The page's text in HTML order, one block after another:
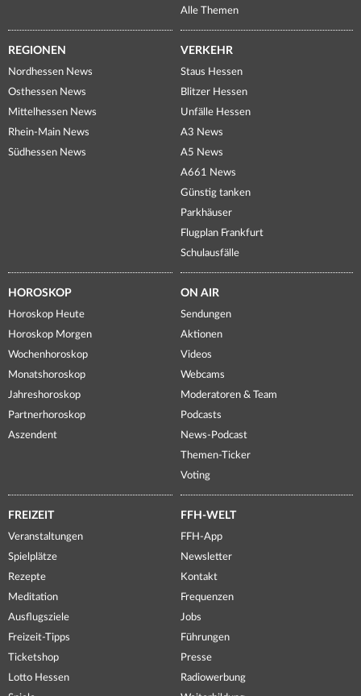
Alle Themen
REGIONEN
Nordhessen News
Osthessen News
Mittelhessen News
Rhein-Main News
Südhessen News
VERKEHR
Staus Hessen
Blitzer Hessen
Unfälle Hessen
A3 News
A5 News
A661 News
Günstig tanken
Parkhäuser
Flugplan Frankfurt
Schulausfälle
HOROSKOP
Horoskop Heute
Horoskop Morgen
Wochenhoroskop
Monatshoroskop
Jahreshoroskop
Partnerhoroskop
Aszendent
ON AIR
Sendungen
Aktionen
Videos
Webcams
Moderatoren & Team
Podcasts
News-Podcast
Themen-Ticker
Voting
FREIZEIT
Veranstaltungen
Spielplätze
Rezepte
Meditation
Ausflugsziele
Freizeit-Tipps
Ticketshop
Lotto Hessen
FFH-WELT
FFH-App
Newsletter
Kontakt
Frequenzen
Jobs
Führungen
Presse
Radiowerbung